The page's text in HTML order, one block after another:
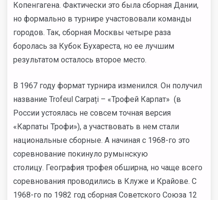
Копенгагена. Фактически это была сборная Дании,
но формально в турнире участововали команды
городов. Так, сборная Москвы четыре раза
боролась за Кубок Бухареста, но ее лучшим
результатом осталось второе место.
В 1967 году формат турнира изменился. Он получил
название Trofeul Carpați – «Трофей Карпат» (в
России устоялась не совсем точная версия
«Карпаты Трофи»), а участвовать в нем стали
национальные сборные. А начиная с 1968-го это
соревнование покинуло румынскую
столицу. География трофея обширна, но чаще всего
соревнования проводились в Клуже и Крайове. С
1968-го по 1982 год сборная Советского Союза 12